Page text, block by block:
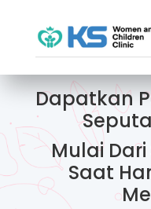
Dapatkan
Mulai
Saat